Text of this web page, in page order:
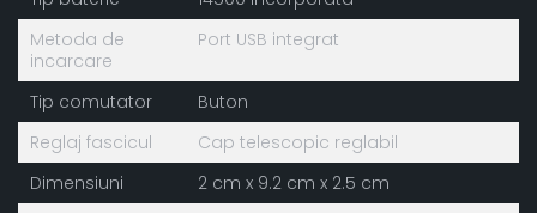
Metoda de
incarcare
Port USB integrat
Tip comutator
Buton
Reglaj fascicul
Cap telescopic reglabil
Dimensiuni
2 cm x 9.2 cm x 2.5 cm